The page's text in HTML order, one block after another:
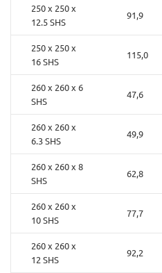
250 x 250 x
12.5 SHS
91,9
250 x 250 x
16 SHS
115,0
260 x 260 x 6
SHS
47,6
260 x 260 x
6.3 SHS
49,9
260 x 260 x 8
SHS
62,8
260 x 260 x
10 SHS
77,7
260 x 260 x
12 SHS
92,2